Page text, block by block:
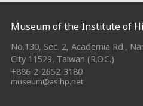
:::
Museum of the Institute of
No.130, Sec. 2, Academia Rd.,
City 11529, Taiwan (R.O.C.)
+886-2-2652-3180
museum@asihp.net